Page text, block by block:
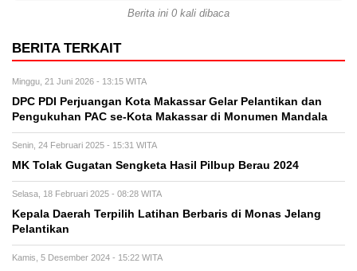
Berita ini 0 kali dibaca
BERITA TERKAIT
Minggu, 21 Juni 2026 - 13:15 WITA
DPC PDI Perjuangan Kota Makassar Gelar Pelantikan dan
Pengukuhan PAC se-Kota Makassar di Monumen Mandala
Senin, 24 Februari 2025 - 15:31 WITA
MK Tolak Gugatan Sengketa Hasil Pilbup Berau 2024
Selasa, 18 Februari 2025 - 08:28 WITA
Kepala Daerah Terpilih Latihan Berbaris di Monas Jelang
Pelantikan
Kamis, 5 Desember 2024 - 15:22 WITA